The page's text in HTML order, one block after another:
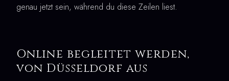
genau jetzt sein, während du diese Zeilen liest.
Online begleitet werden,
von Düsseldorf aus